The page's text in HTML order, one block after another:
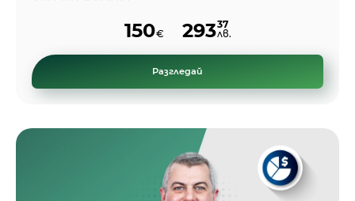
Разгледай
29337
лв.
150€